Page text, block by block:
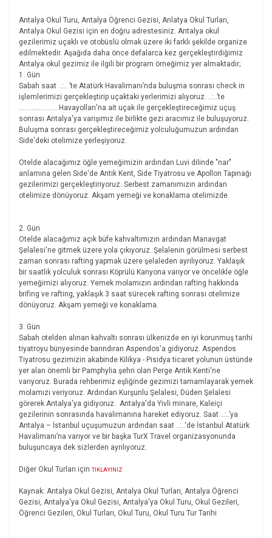
Antalya Okul Turu, Antalya Öğrenci Gezisi, Anlatya Okul Turları,
Antalya Okul Gezisi için en doğru adrestesiniz. Antalya okul
gezilerimiz uçaklı ve otobüslü olmak üzere iki farklı şekilde organize
edilmektedir. Aşağıda daha önce defalarca kez gerçekleştirdiğimiz
Antalya okul gezimiz ile ilgili bir program örneğimiz yer almaktadır;
1. Gün
Sabah saat ..:.. ’te Atatürk Havalimanı’nda buluşma sonrası check in
işlemlerimizi gerçekleştirip uçaktaki yerlerimizi alıyoruz. ..:..’te
..................... Havayolları'na ait uçak ile gerçekleştireceğimiz uçuş
sonrası Antalya'ya varışımız ile birlikte gezi aracımız ile buluşuyoruz.
Buluşma sonrası gerçekleştireceğimiz yolculuğumuzun ardından
Side'deki otelimize yerleşiyoruz.
Otelde alacağımız öğle yemeğimizin ardından Luvi dilinde "nar"
anlamına gelen Side'de Antik Kent, Side Tiyatrosu ve Apollon Tapınağı
gezilerimizi gerçekleştiriyoruz. Serbest zamanımızın ardından
otelimize dönüyoruz. Akşam yemeği ve konaklama otelimizde.
2. Gün
Otelde alacağımız açık büfe kahvaltımızın ardından Manavgat
Şelalesi'ne gitmek üzere yola çıkıyoruz. Şelalenin görülmesi serbest
zaman sonrası rafting yapmak üzere şelaleden ayrılıyoruz. Yaklaşık
bir saatlik yolculuk sonrası Köprülü Kanyona varıyor ve öncelikle öğle
yemeğimizi alıyoruz. Yemek molamızın ardından rafting hakkında
brifing ve rafting, yaklaşık 3 saat sürecek rafting sonrası otelimize
dönüyoruz. Akşam yemeği ve konaklama.
3. Gün
Sabah otelden alınan kahvaltı sonrası ülkenizde en iyi korunmuş tarihi
tiyatroyu bünyesinde barındıran Aspendos'a gidiyoruz. Aspendos
Tiyatrosu gezimizin akabinde Kilikya - Pisidya ticaret yolunun üstünde
yer alan önemli bir Pamphylia şehri olan Perge Antik Kenti'ne
varıyoruz. Burada rehberimiz eşliğinde gezimizi tamamlayarak yemek
molamızı veriyoruz. Ardından Kurşunlu Şelalesi, Düden Şelalesi
görerek Antalya'ya gidiyoruz. Antalya'da Yivli minare, Kaleiçi
gezilerinin sonrasında havalimanına hareket ediyoruz. Saat ..:..’ya
Antalya – İstanbul uçuşumuzun ardından saat ..:..'de İstanbul Atatürk
Havalimanı’na varıyor ve bir başka TurX Travel organizasyonunda
buluşuncaya dek sizlerden ayrılıyoruz.
Diğer Okul Turları için TIKLAYINIZ
Kaynak: Antalya Okul Gezisi, Antalya Okul Turları, Antalya Öğrenci
Gezisi, Antalya'ya Okul Gezisi, Antalya'ya Okul Turu, Okul Gezileri,
Öğrenci Gezileri, Okul Turları, Okul Turu, Okul Turu Tur Tarihi